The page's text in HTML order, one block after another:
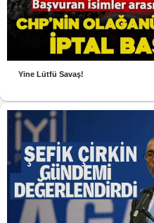
Yine Lütfü Savaş!